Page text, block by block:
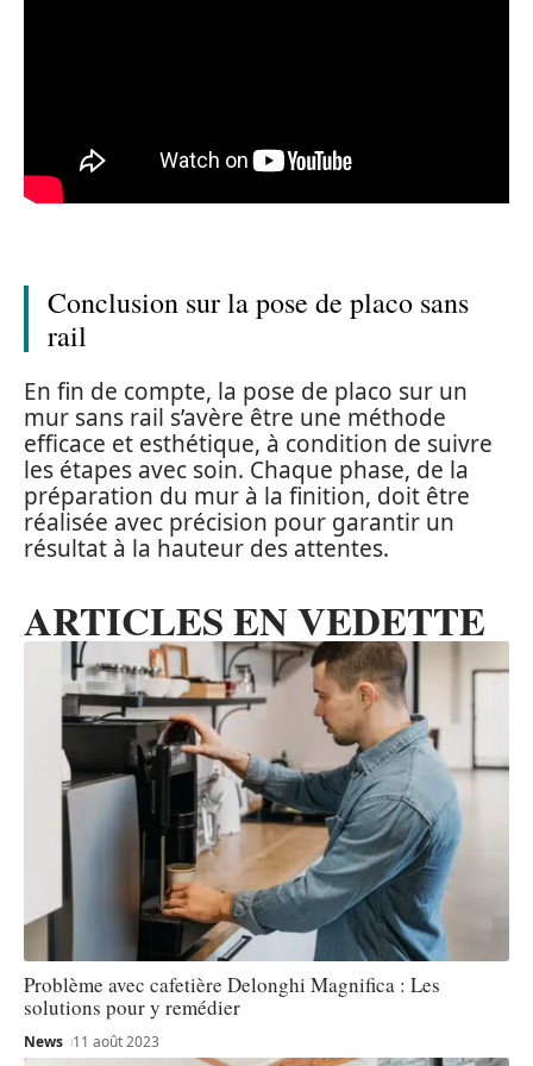
Conclusion sur la pose de placo sans
rail
En fin de compte, la pose de placo sur un
mur sans rail s’avère être une méthode
efficace et esthétique, à condition de suivre
les étapes avec soin. Chaque phase, de la
préparation du mur à la finition, doit être
réalisée avec précision pour garantir un
résultat à la hauteur des attentes.
ARTICLES EN VEDETTE
Problème avec cafetière Delonghi Magnifica : Les
solutions pour y remédier
News 11 août 2023